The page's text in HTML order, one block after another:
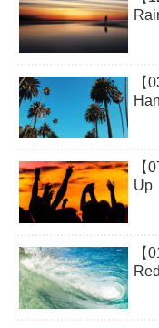
【
【
Up
【